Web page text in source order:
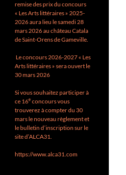
remise des prix du concours
« Les Arts littéraires » 2025-
2026 aura lieu le samedi 28
mars 2026 au château Catala
de Saint-Orens de Gameville.
Le concours 2026-2027 « Les
Arts littéraires » sera ouvert le
30 mars 2026
Si vous souhaitez participer à
ce 16econcours vous
trouverez à compter du 30
mars le nouveau règlement et
le bulletin d’inscription sur le
site d’ALCA31.
https://www.alca31.com